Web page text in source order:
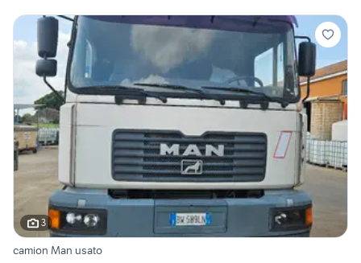
3
camion Man usato